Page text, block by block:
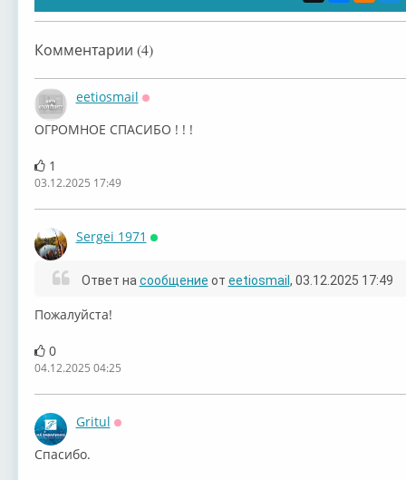
Комментарии (4)
eetiosmail
ОГРОМНОЕ СПАСИБО ! ! !
1
03.12.2025 17:49
Sergei 1971
Ответ на сообщение от eetiosmail , 03.12.2025 17:49
Пожалуйста!
0
04.12.2025 04:25
Gritul
Спасибо.